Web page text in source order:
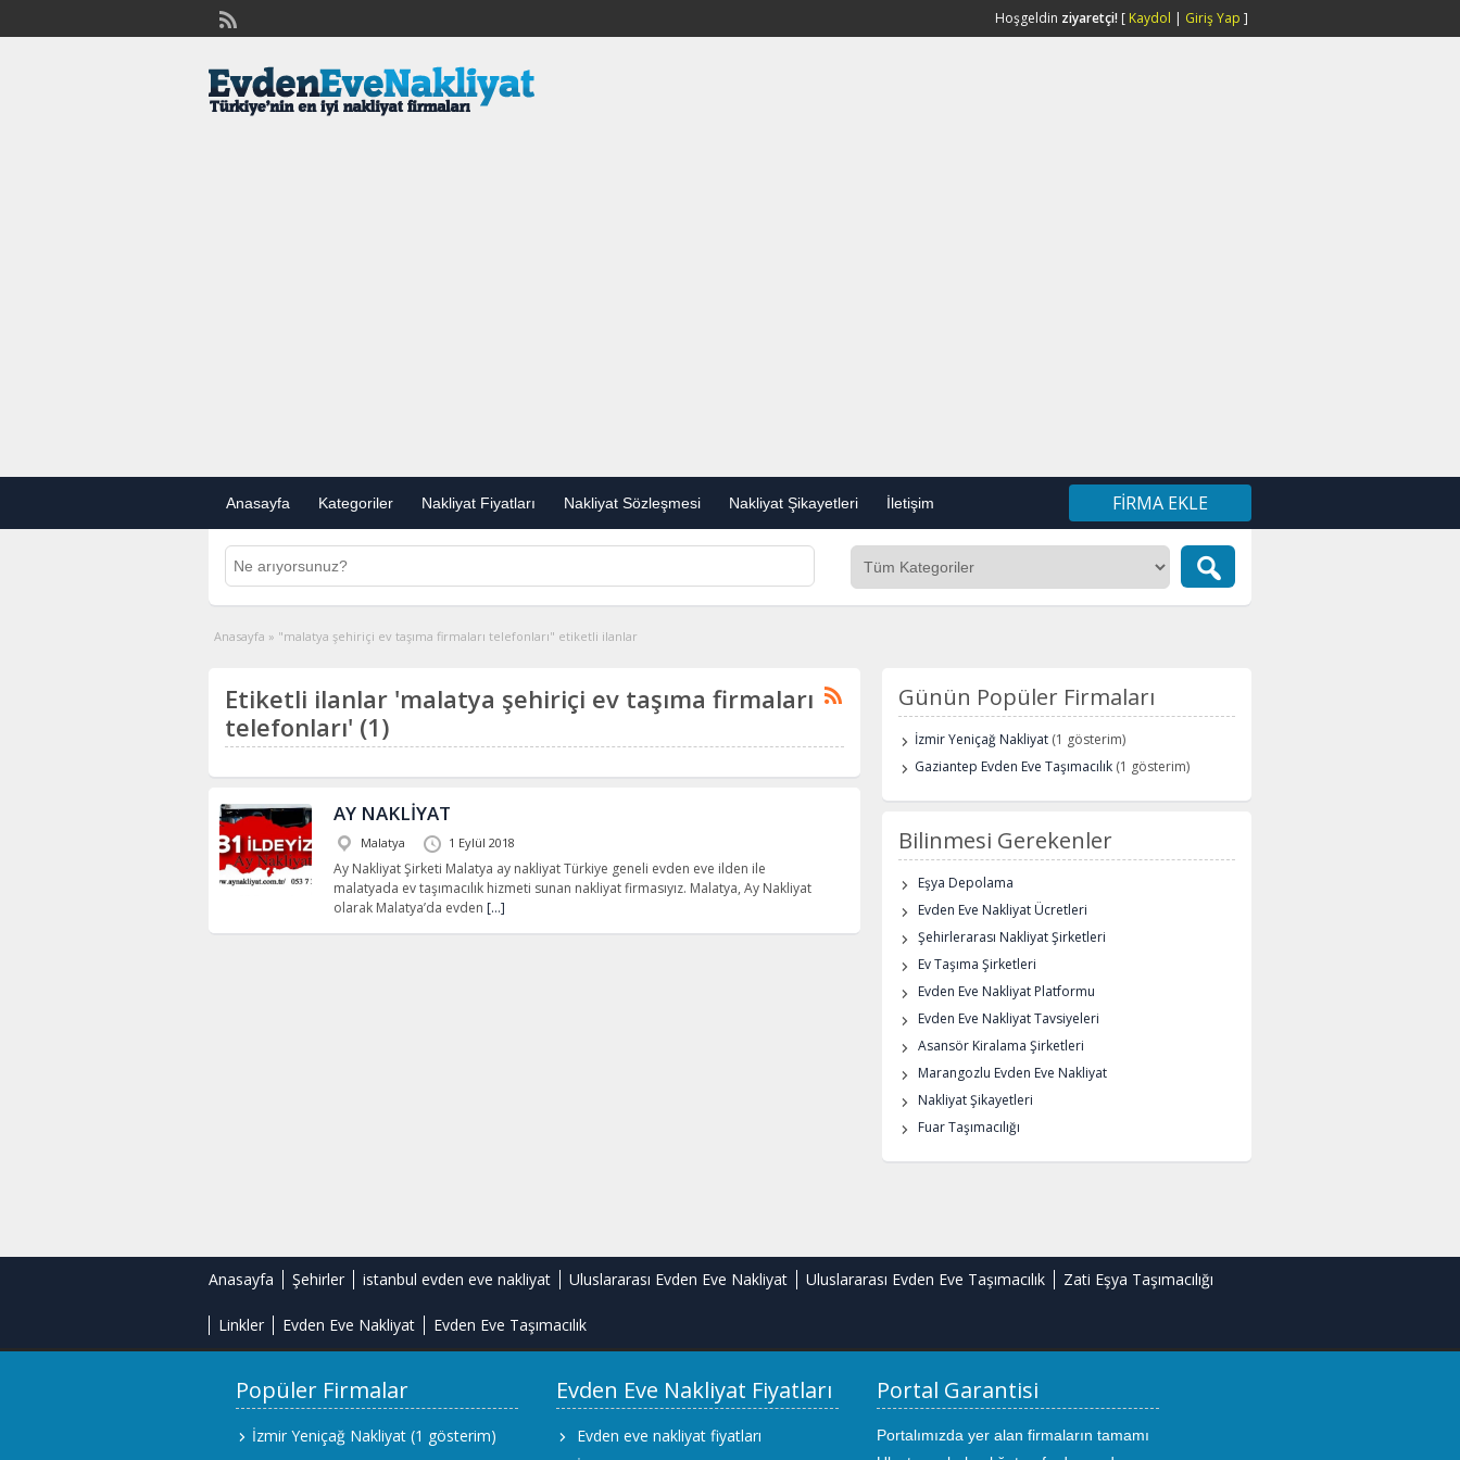
Hoşgeldin ziyaretçi! [ Kaydol | Giriş Yap ]
Anasayfa Kategoriler Nakliyat Fiyatları Nakliyat Sözleşmesi Nakliyat Şikayetleri İletişim FIRMA EKLE
Anasayfa » "malatya şehiriçi ev taşıma firmaları telefonları" etiketli ilanlar
Etiketli ilanlar 'malatya şehiriçi ev taşıma firmaları
telefonları' (1)
AY NAKLİYAT
Malatya 1 Eylül 2018
Ay Nakliyat Şirketi Malatya ay nakliyat Türkiye geneli evden eve ilden ile
malatyada ev taşımacılık hizmeti sunan nakliyat firmasıyız. Malatya, Ay Nakliyat
olarak Malatya’da evden […]
Günün Popüler Firmaları
İzmir Yeniçağ Nakliyat (1 gösterim)
Gaziantep Evden Eve Taşımacılık (1 gösterim)
Bilinmesi Gerekenler
Eşya Depolama
Evden Eve Nakliyat Ücretleri
Şehirlerarası Nakliyat Şirketleri
Ev Taşıma Şirketleri
Evden Eve Nakliyat Platformu
Evden Eve Nakliyat Tavsiyeleri
Asansör Kiralama Şirketleri
Marangozlu Evden Eve Nakliyat
Nakliyat Şikayetleri
Fuar Taşımacılığı
Anasayfa Şehirler istanbul evden eve nakliyat Uluslararası Evden Eve Nakliyat Uluslararası Evden Eve Taşımacılık Zati Eşya Taşımacılığı
Linkler Evden Eve Nakliyat Evden Eve Taşımacılık
Popüler Firmalar
İzmir Yeniçağ Nakliyat (1 gösterim)
Evden Eve Nakliyat Fiyatları
Evden eve nakliyat fiyatları
Portal Garantisi
Portalımızda yer alan firmaların tamamı